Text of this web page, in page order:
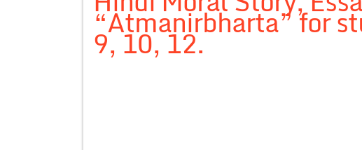
“Atmanirbharta” for
9, 10, 12.